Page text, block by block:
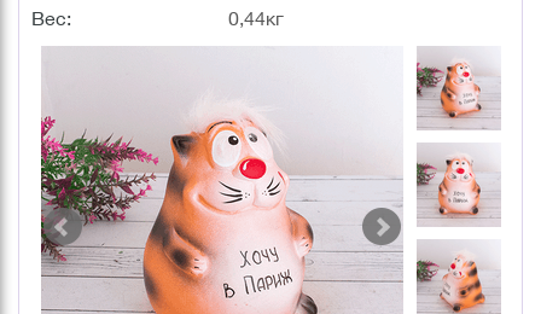
Вес: 0,44кг